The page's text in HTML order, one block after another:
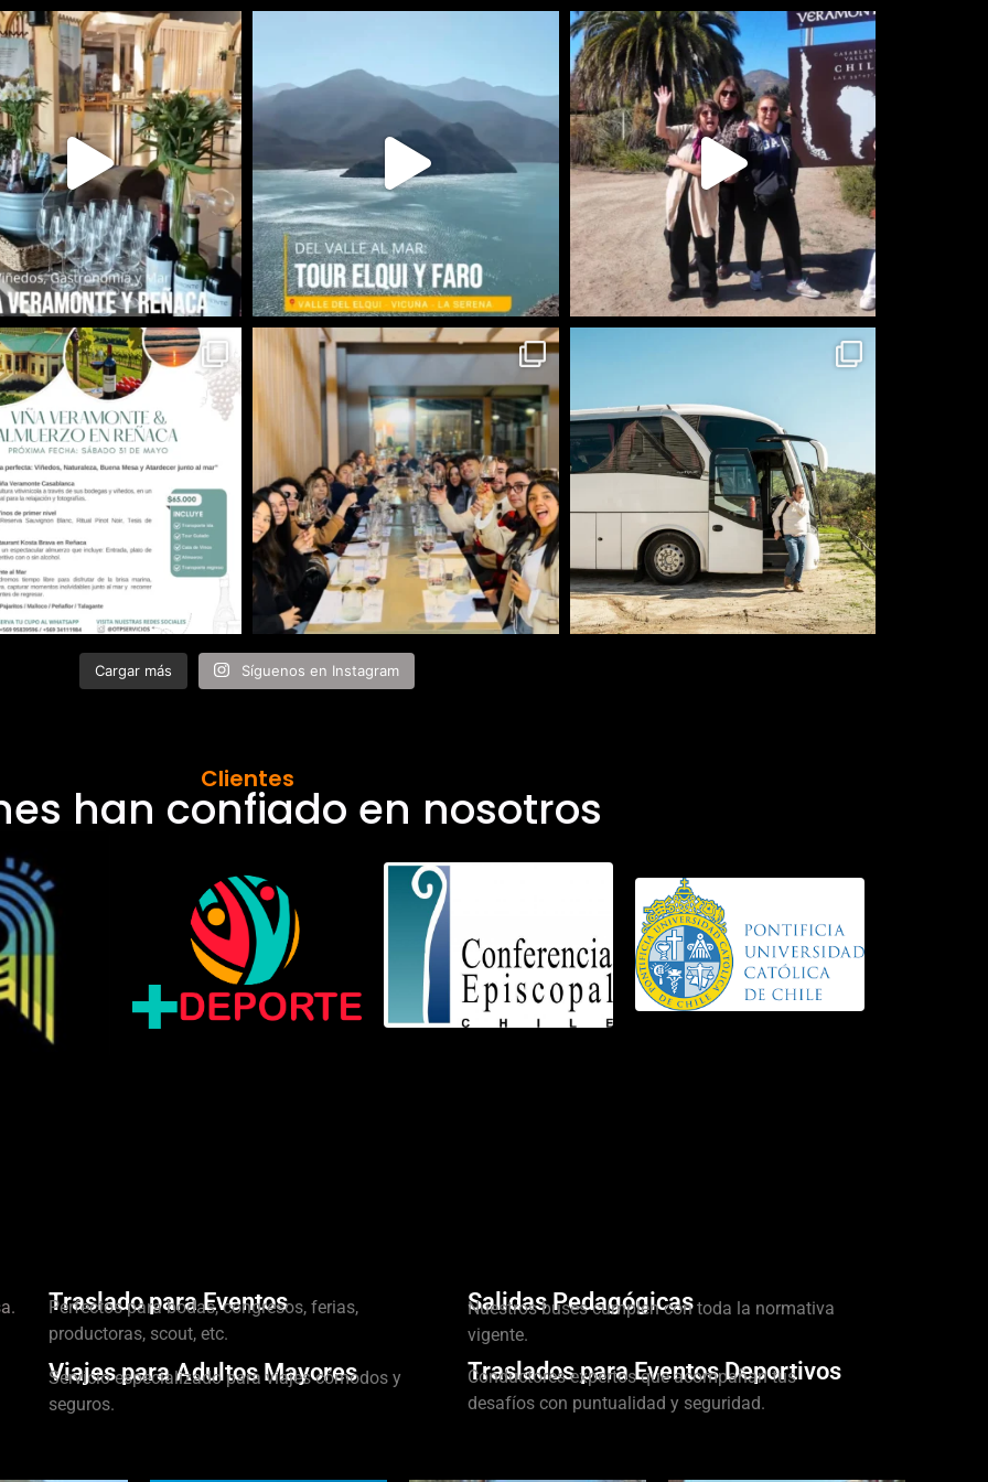
Cargar más Síguenos en Instagram
Clientes
han confiado en nosotros
Traslado para Eventos
Perfectos para bodas, congresos, ferias,
productoras, scout, etc.
Salidas Pedagógicas
Nuestros buses cumplen con toda la normativa
vigente.
Viajes para Adultos Mayores
Servicio especializado para viajes cómodos y
seguros.
Traslados para Eventos Deportivos
Conductores expertos que acompañan tus
desafíos con puntualidad y seguridad.